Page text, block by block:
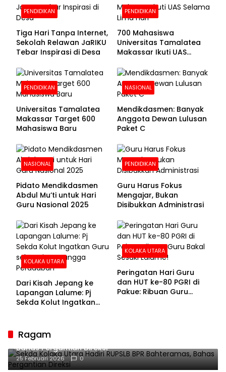
PENDIDIKAN
Tiga Hari Tanpa Internet,
Sekolah Relawan JaRIKU
Tebar Inspirasi di Desa
PENDIDIKAN
700 Mahasiswa
Universitas Tamalatea
Makassar Ikuti UAS
PENDIDIKAN
Universitas Tamalatea
Makassar Target 600
Mahasiswa Baru
NASIONAL
Mendikdasmen: Banyak
Anggota Dewan Lulusan
Paket C
NASIONAL
Pidato Mendikdasmen
Abdul Mu’ti untuk Hari
Guru Nasional 2025
PENDIDIKAN
Guru Harus Fokus
Mengajar, Bukan
Disibukkan Administrasi
KOLAKA UTARA
Dari Kisah Jepang ke
Lapangan Lalume: Pj
Sekda Kolut Ingatkan
KOLAKA UTARA
Peringatan Hari Guru
dan HUT ke-80 PGRI di
Pakue: Ribuan Guru
Ragam
Sekda Kolaka Utara Hadiri RUPSLB BPR Bahteramas,
Bahas Pergantian Direksi
25 Februari 2026 0